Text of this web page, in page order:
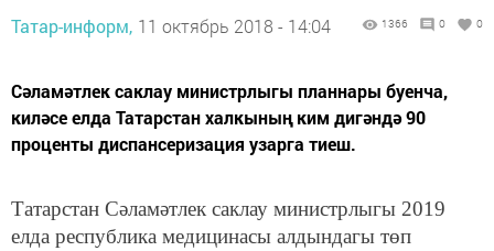
Татар-информ, 11 октябрь 2018 - 14:04 1366 0 0
Сәламәтлек саклау министрлыгы планнары буенча,
киләсе елда Татарстан халкының ким дигәндә 90
проценты диспансеризация узарга тиеш.
Татарстан Сәламәтлек саклау министрлыгы 2019
елда республика медицинасы алдындагы төп